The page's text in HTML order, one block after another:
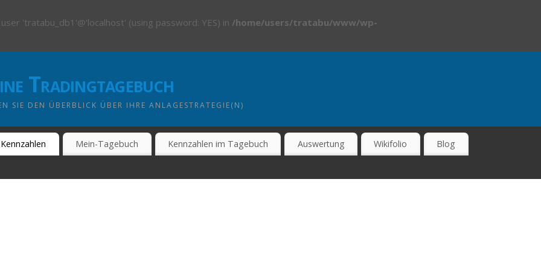
'tratabu_db1'@'localhost' (using password: YES) in /home/users/tratabu/www/wp-
Tradingtagebuch
SIE DEN ÜBERBLICK ÜBER IHRE ANLAGESTRATEGIE(N)
Kennzahlen Mein-Tagebuch Kennzahlen im Tagebuch Auswertung Wikifolio Blog